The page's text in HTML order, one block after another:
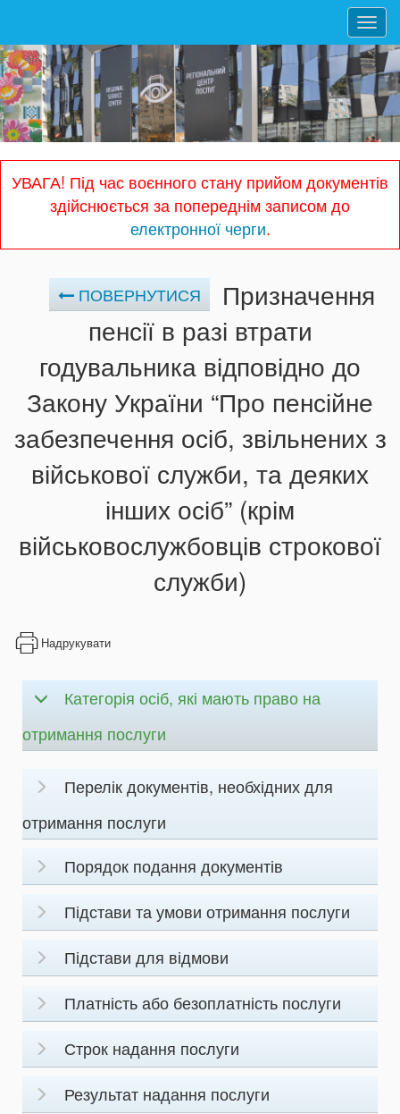
УВАГА! Під час воєнного стану прийом документів
здійснюється за попереднім записом до
електронної черги.
ПОВЕРНУТИСЯ
Призначення
пенсії в разі втрати
годувальника відповідно до
Закону України “Про пенсійне
забезпечення осіб, звільнених з
військової служби, та деяких
інших осіб” (крім
військовослужбовців строкової
служби)
Надрукувати
Категорія осіб, які мають право на
отримання послуги
Перелік документів, необхідних для
отримання послуги
Порядок подання документів
Підстави та умови отримання послуги
Підстави для відмови
Платність або безоплатність послуги
Строк надання послуги
Результат надання послуги